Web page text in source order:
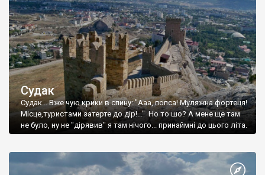
Судак
Судак... Вже чую крики в спину: "Ааа, попса! Муляжна фортеця!
Місце,туристами затерте до дір!..." Но то шо? А мене ще там
не було, ну не "дірявив" я там нічого... принаймні до цього літа.